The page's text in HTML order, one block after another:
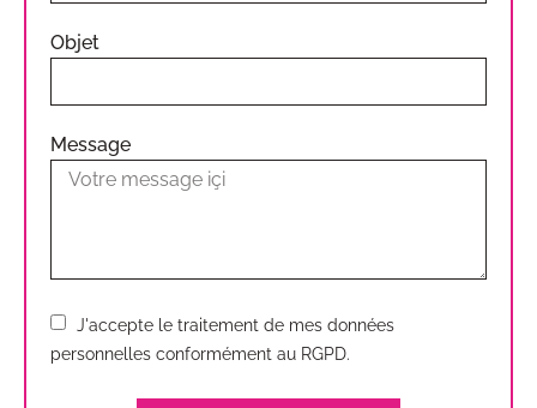
Objet
Message
J'accepte le traitement de mes données
personnelles conformément au RGPD.